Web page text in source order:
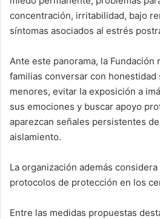
concentración, irritabilidad, bajo
síntomas asociados al estrés
Ante este panorama, la Fundación
familias conversar con honestidad
menores, evitar la exposición a
sus emociones y buscar apoyo
aparezcan señales persistentes
aislamiento.
La organización además
protocolos de protección en los
Entre las medidas propuestas